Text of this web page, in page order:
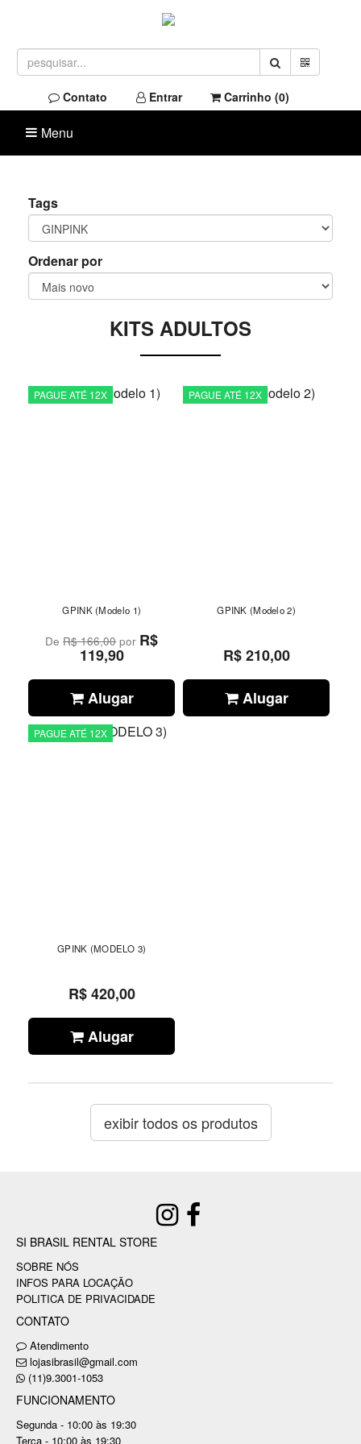
Contato Entrar Carrinho (0)
Menu
Tags
Ordenar por
KITS ADULTOS
PAGUE ATÉ 12X
GPINK (Modelo 1)
DeR$ 166,00por R$
119,90
Alugar
PAGUE ATÉ 12X
GPINK (Modelo 2)
R$ 210,00
Alugar
PAGUE ATÉ 12X
GPINK (MODELO 3)
R$ 420,00
Alugar
exibir todos os produtos
SI BRASIL RENTAL STORE
SOBRE NÓS
INFOS PARA LOCAÇÃO
POLITICA DE PRIVACIDADE
CONTATO
Atendimento
lojasibrasil@gmail.com
(11)9.3001-1053
FUNCIONAMENTO
Segunda - 10:00 às 19:30
Terça - 10:00 às 19:30